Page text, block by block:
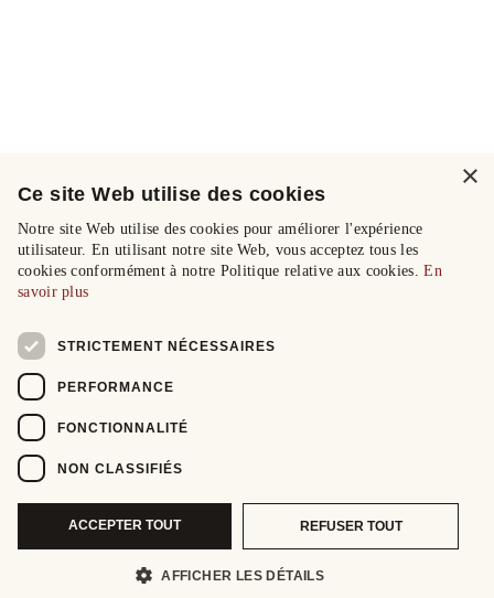
×
Ce site Web utilise des cookies
Notre site Web utilise des cookies pour améliorer l'expérience
utilisateur. En utilisant notre site Web, vous acceptez tous les
cookies conformément à notre Politique relative aux cookies.En
savoir plus
STRICTEMENT NÉCESSAIRES
PERFORMANCE
FONCTIONNALITÉ
NON CLASSIFIÉS
ACCEPTER TOUT REFUSER TOUT
AFFICHER LES DÉTAILS